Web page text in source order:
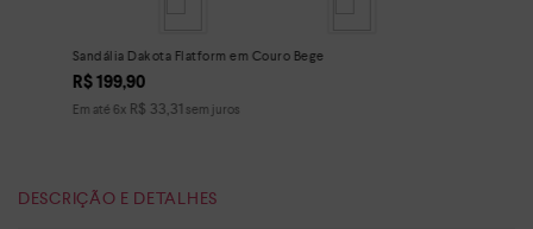
Sandália Dakota Flatform em Couro Bege
R$ 199,90
Em até 6x R$ 33,31 sem juros
DESCRIÇÃO E DETALHES